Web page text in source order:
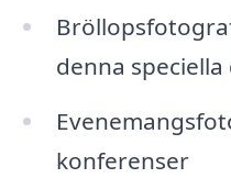
denna speciella
konferenser